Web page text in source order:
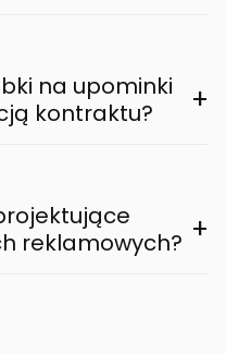
na upominki
kontraktu?
+
reklamowych? +